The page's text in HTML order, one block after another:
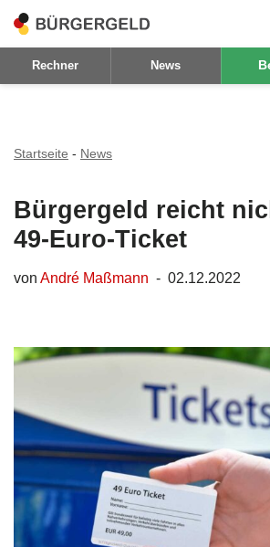
Zum
Inhalt
Rechner News
Startseite - News
Bürgergeld reicht
49-Euro-Ticket
von André Maßmann 02.12.2022